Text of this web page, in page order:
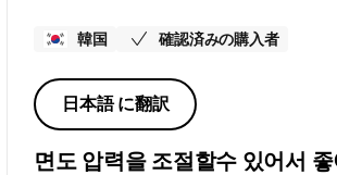
韓国 確認済みの購入者
日本語 に翻訳
면도 압력을 조절할수 있어서